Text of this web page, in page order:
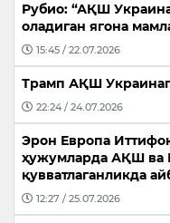
Рубио: “АҚШ
оладиган ягона
15:45 / 22.07.2026
Трамп АҚШ
22:24 / 24.07.2026
Эрон Европа
ҳужумларда АҚШ ва
қувватлаганликда
12:27 / 25.07.2026